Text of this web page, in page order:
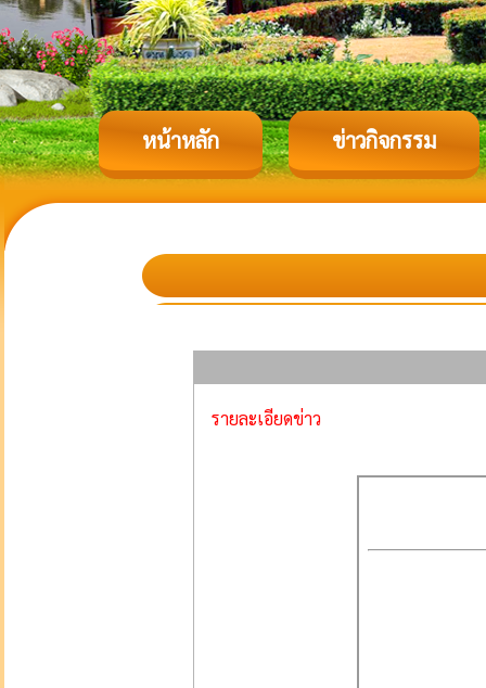
หน้าหลัก ข่าวกิจกรรม
รายละเอียดข่าว